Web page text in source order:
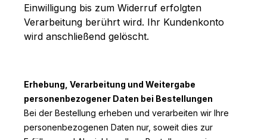
Einwilligung bis zum Widerruf erfolgten
Verarbeitung berührt wird. Ihr Kundenkonto
wird anschließend gelöscht.
Erhebung, Verarbeitung und Weitergabe
personenbezogener Daten bei Bestellungen
Bei der Bestellung erheben und verarbeiten wir Ihre
personenbezogenen Daten nur, soweit dies zur